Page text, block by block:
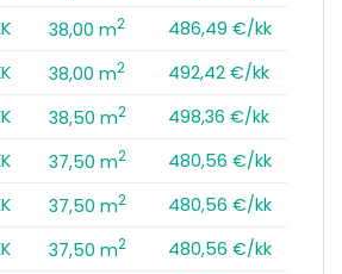
38,00 m2
486,49 €/kk
38,00 m2
492,42 €/kk
38,50 m2
498,36 €/kk
37,50 m2
480,56 €/kk
37,50 m2
480,56 €/kk
37,50 m2
480,56 €/kk